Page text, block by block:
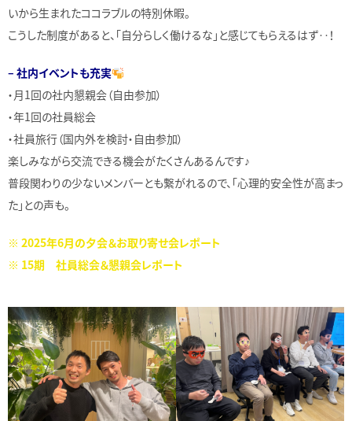
いから生まれたココラブルの特別休暇。
こうした制度があると、「自分らしく働けるな」と感じてもらえるはず‥！
– 社内イベントも充実
・月1回の社内懇親会（自由参加）
・年1回の社員総会
・社員旅行（国内外を検討・自由参加）
楽しみながら交流できる機会がたくさんあるんです♪
普段関わりの少ないメンバーとも繋がれるので、「心理的安全性が高まっ
た」との声も。
※ 2025年6月の夕会＆お取り寄せ会レポート
※ 15期 社員総会＆懇親会レポート